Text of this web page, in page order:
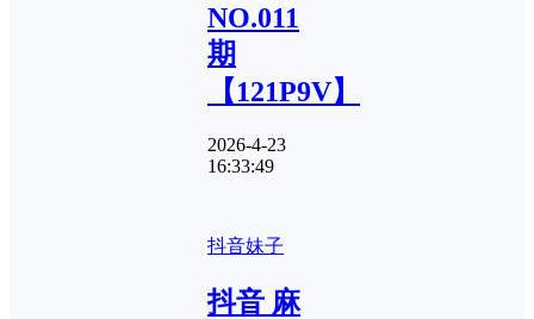
NO.011
期
【121P9V】
2026-4-23
16:33:49
抖音妹子
抖音 麻